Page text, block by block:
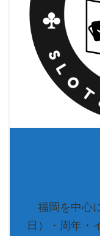
福岡を中心
日）・周年・